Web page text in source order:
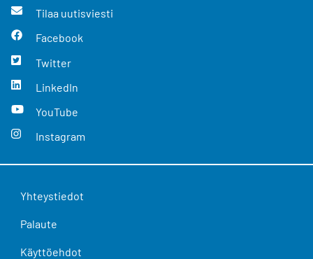
Tilaa uutisviesti
Facebook
Twitter
LinkedIn
YouTube
Instagram
Yhteystiedot
Palaute
Käyttöehdot